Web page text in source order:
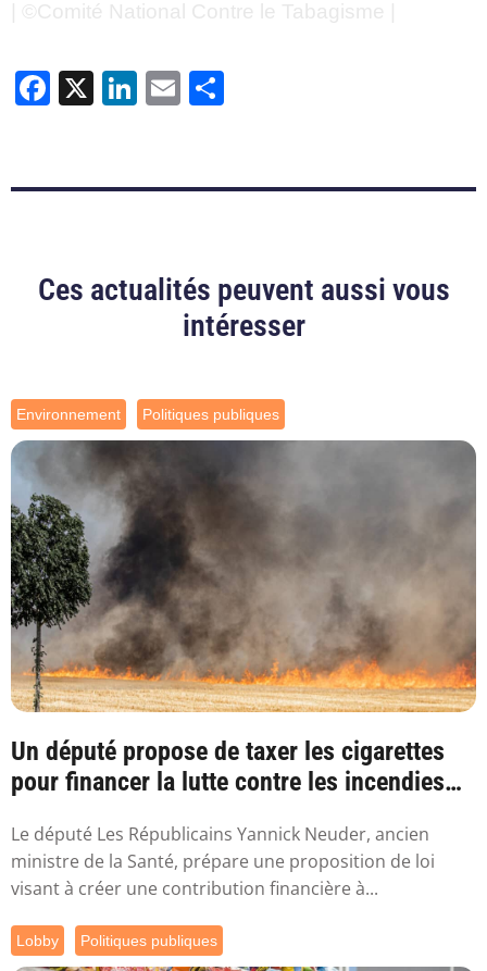
Facebook
X LinkedIn
Email
Ces actualités peuvent aussi vous
intéresser
Environnement Politiques publiques
Un député propose de taxer les cigarettes
pour financer la lutte contre les incendies
Le député Les Républicains Yannick Neuder, ancien
ministre de la Santé, prépare une proposition de loi
visant à créer une contribution financière à...
Lobby Politiques publiques